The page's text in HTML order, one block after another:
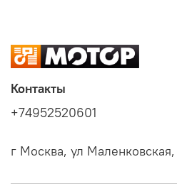
Контакты
+74952520601
г Москва, ул